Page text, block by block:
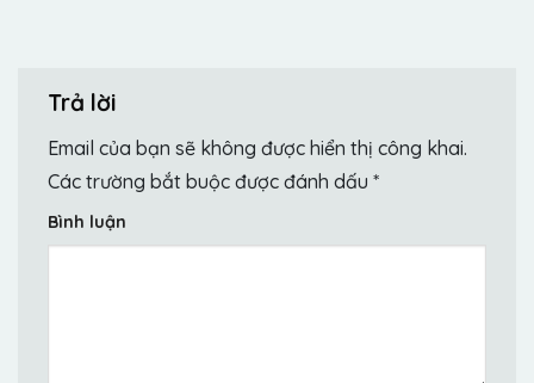
Trả lời
Email của bạn sẽ không được hiển thị công khai.
Các trường bắt buộc được đánh dấu *
Bình luận